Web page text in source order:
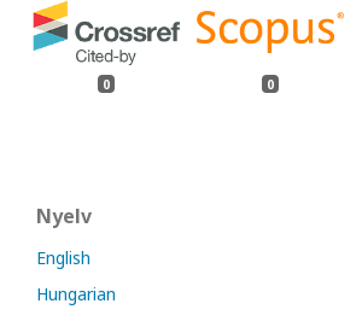
0 0
Nyelv
English
Hungarian